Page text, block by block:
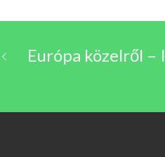
Európa közelről